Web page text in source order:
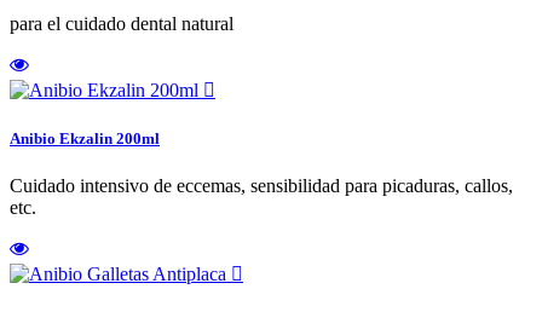
para el cuidado dental natural

Anibio Ekzalin 200ml
Cuidado intensivo de eccemas, sensibilidad para picaduras, callos,
etc.
